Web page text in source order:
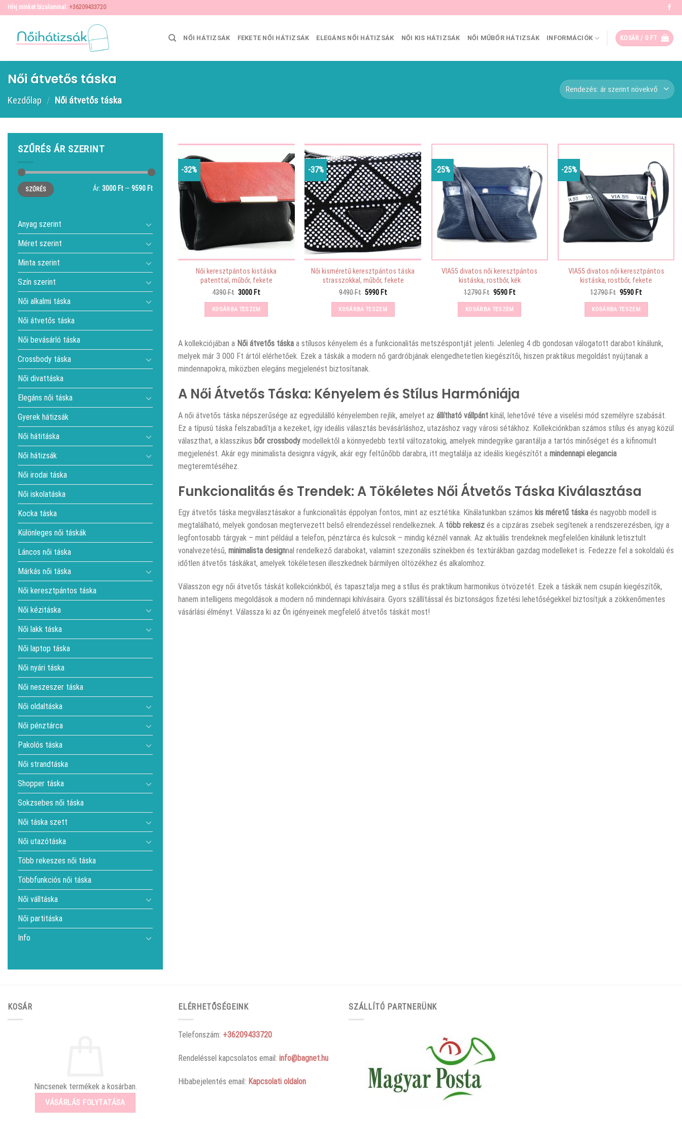
Skip
to
content
Hívj minket bizalommal: +36209433720
NŐI HÁTIZSÁK FEKETE NŐI HÁTIZSÁK ELEGÁNS NŐI HÁTIZSÁK NŐI KIS HÁTIZSÁK NŐI MŰBŐR HÁTIZSÁK INFORMÁCIÓK KOSÁR / 0 FT
Női átvetős táska
Kezdőlap / Női átvetős táska
SZŰRÉS ÁR SZERINT
Min
ár
Max
ár
SZŰRÉS Ár: 3000 Ft — 9590 Ft
Anyag szerint
Méret szerint
Minta szerint
Szín szerint
Női alkalmi táska
Női átvetős táska
Női bevásárló táska
Crossbody táska
Női divattáska
Elegáns női táska
Gyerek hátizsák
Női hátitáska
Női hátizsák
Női irodai táska
Női iskolatáska
Kocka táska
Különleges női táskák
Láncos női táska
Márkás női táska
Női keresztpántos táska
Női kézitáska
Női lakk táska
Női laptop táska
Női nyári táska
Női neszeszer táska
Női oldaltáska
Női pénztárca
Pakolós táska
Női strandtáska
Shopper táska
Sokzsebes női táska
Női táska szett
Női utazótáska
Több rekeszes női táska
Többfunkciós női táska
Női válltáska
Női partitáska
Info
-32%
Női keresztpántos kistáska
patenttal, műbőr, fekete
4390Ft Original
was:
4390 Ft.
3000 FtCurrent
is:
3000 Ft.
KOSÁRBA TESZEM
-37%
Női kisméretű keresztpántos táska
strasszokkal, műbőr, fekete
9490Ft Original
was:
9490 Ft.
5990 FtCurrent
is:
5990 Ft.
KOSÁRBA TESZEM
-25%
VIA55 divatos női keresztpántos
kistáska, rostbőr, kék
12790Ft Original
was:
12790 Ft.
9590 FtCurrent
KOSÁRBA TESZEM
-25%
VIA55 divatos női keresztpántos
kistáska, rostbőr, fekete
12790Ft Original
was:
12790 Ft.
9590 FtCurrent
KOSÁRBA TESZEM
A kollekciójában a Női átvetős táska a stílusos kényelem és a funkcionalitás metszéspontját jelenti. Jelenleg 4 db gondosan válogatott darabot kínálunk,
melyek már 3 000 Ft ártól elérhetőek. Ezek a táskák a modern nő gardróbjának elengedhetetlen kiegészítői, hiszen praktikus megoldást nyújtanak a
mindennapokra, miközben elegáns megjelenést biztosítanak.
A Női Átvetős Táska: Kényelem és Stílus Harmóniája
A női átvetős táska népszerűsége az egyedülálló kényelemben rejlik, amelyet az állítható vállpánt kínál, lehetővé téve a viselési mód személyre szabását.
Ez a típusú táska felszabadítja a kezeket, így ideális választás bevásárláshoz, utazáshoz vagy városi sétákhoz. Kollekciónkban számos stílus és anyag közül
választhat, a klasszikus bőr crossbody modellektől a könnyedebb textil változatokig, amelyek mindegyike garantálja a tartós minőséget és a kifinomult
megjelenést. Akár egy minimalista designra vágyik, akár egy feltűnőbb darabra, itt megtalálja az ideális kiegészítőt a mindennapi elegancia
megteremtéséhez.
Funkcionalitás és Trendek: A Tökéletes Női Átvetős Táska Kiválasztása
Egy átvetős táska megválasztásakor a funkcionalitás éppolyan fontos, mint az esztétika. Kínálatunkban számos kis méretű táska és nagyobb modell is
megtalálható, melyek gondosan megtervezett belső elrendezéssel rendelkeznek. A több rekesz és a cipzáras zsebek segítenek a rendszerezésben, így a
legfontosabb tárgyak – mint például a telefon, pénztárca és kulcsok – mindig kéznél vannak. Az aktuális trendeknek megfelelően kínálunk letisztult
vonalvezetésű, minimalista designnal rendelkező darabokat, valamint szezonális színekben és textúrákban gazdag modelleket is. Fedezze fel a sokoldalú és
időtlen átvetős táskákat, amelyek tökéletesen illeszkednek bármilyen öltözékhez és alkalomhoz.
Válasszon egy női átvetős táskát kollekciónkból, és tapasztalja meg a stílus és praktikum harmonikus ötvözetét. Ezek a táskák nem csupán kiegészítők,
hanem intelligens megoldások a modern nő mindennapi kihívásaira. Gyors szállítással és biztonságos fizetési lehetőségekkel biztosítjuk a zökkenőmentes
vásárlási élményt. Válassza ki az Ön igényeinek megfelelő átvetős táskát most!
KOSÁR
Nincsenek termékek a kosárban.
VÁSÁRLÁS FOLYTATÁSA
ELÉRHETŐSÉGEINK
Telefonszám: +36209433720
Rendeléssel kapcsolatos email: info@bagnet.hu
Hibabejelentés email: Kapcsolati oldalon
SZÁLLÍTÓ PARTNERÜNK